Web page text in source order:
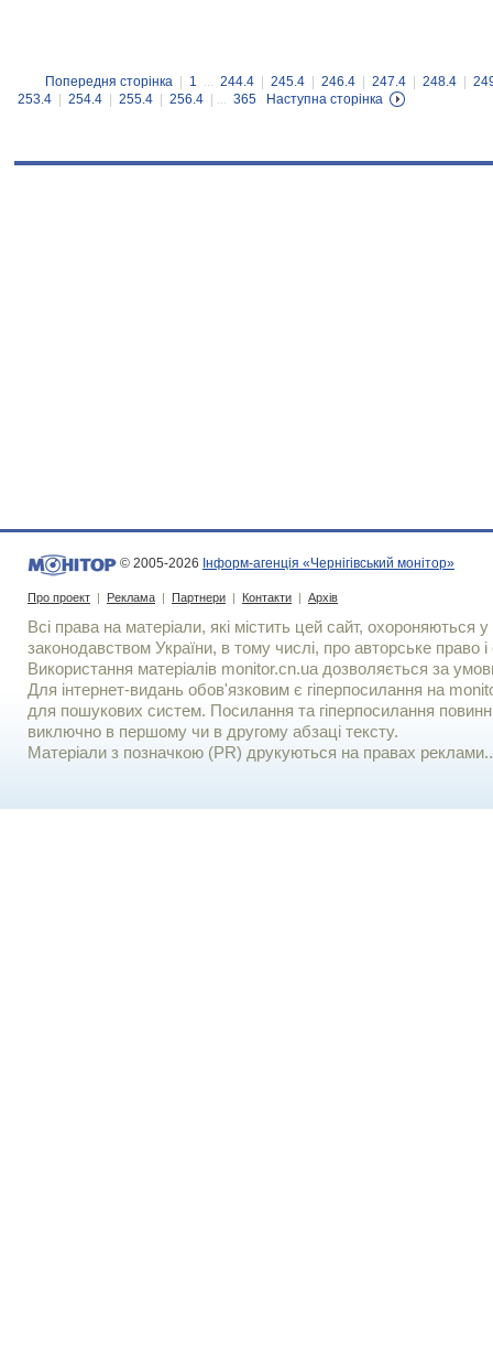
Попередня сторінка 1 ... 244.4 245.4 246.4 247.4 248.4
253.4
254.4 255.4 256.4 | ... 365 Наступна сторінка
© 2005-2026 Інформ-агенція «Чернігівський монітор»
Про проект | Реклама | Партнери | Контакти | Архів
Всі права на матеріали, які містить цей сайт, охороняються у
законодавством України, в тому числі, про авторське право і
Використання матерiалiв monitor.cn.ua дозволяється за
Для iнтернет-видань обов'язковим є гiперпосилання на
для пошукових систем. Посилання та гіперпосилання
виключно в першому чи в другому абзаці тексту.
Матеріали з позначкою (PR) друкуються на правах реклами..